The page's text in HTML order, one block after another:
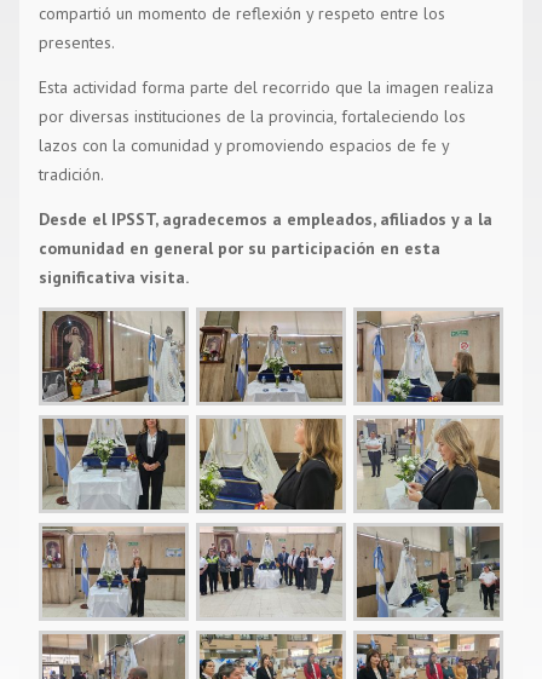
compartió un momento de reflexión y respeto entre los
presentes.
Esta actividad forma parte del recorrido que la imagen realiza
por diversas instituciones de la provincia, fortaleciendo los
lazos con la comunidad y promoviendo espacios de fe y
tradición.
Desde el IPSST, agradecemos a empleados, afiliados y a la
comunidad en general por su participación en esta
significativa visita.